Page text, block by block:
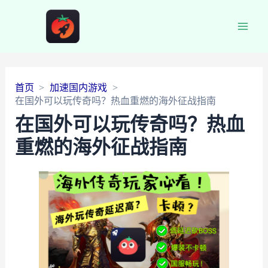
首页
加速国内游戏
在国外可以玩传奇吗？热血重燃的海外征战指南
在国外可以玩传奇吗？热血
重燃的海外征战指南